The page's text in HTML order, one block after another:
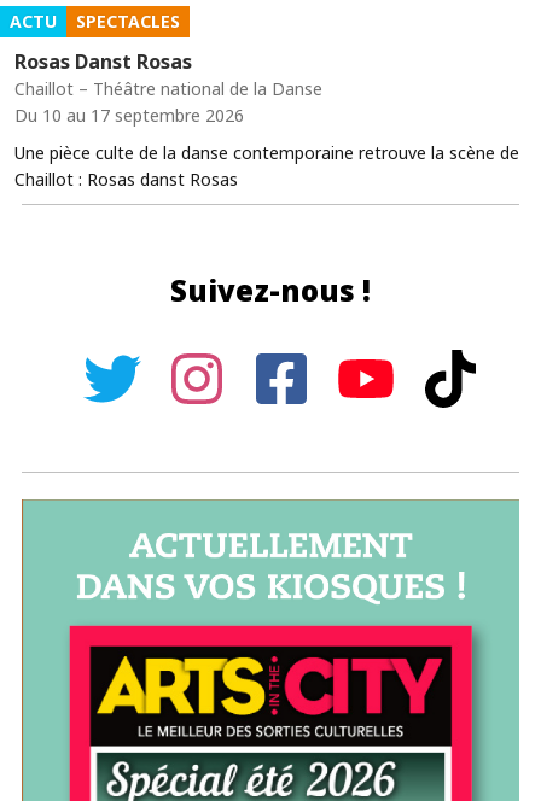
ACTU SPECTACLES
Rosas Danst Rosas
Chaillot – Théâtre national de la Danse
Du 10 au 17 septembre 2026
Une pièce culte de la danse contemporaine retrouve la scène de
Chaillot : Rosas danst Rosas
Suivez-nous !